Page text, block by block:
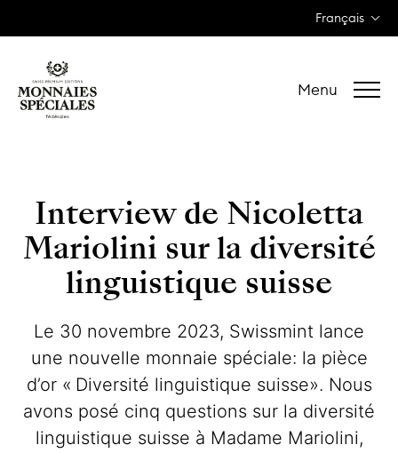
Français
Menu
Interview de Nicoletta
Mariolini sur la diversité
linguistique suisse
Le 30 novembre 2023, Swissmint lance
une nouvelle monnaie spéciale: la pièce
d’or « Diversité linguistique suisse». Nous
avons posé cinq questions sur la diversité
linguistique suisse à Madame Mariolini,